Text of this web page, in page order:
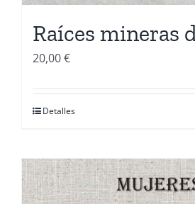
Raíces mineras
20,00€
Detalles